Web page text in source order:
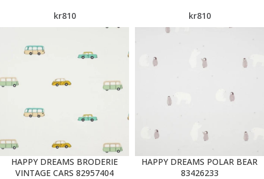
kr810 kr810
HAPPY DREAMS BRODERIE
VINTAGE CARS 82957404
HAPPY DREAMS POLAR BEAR
83426233